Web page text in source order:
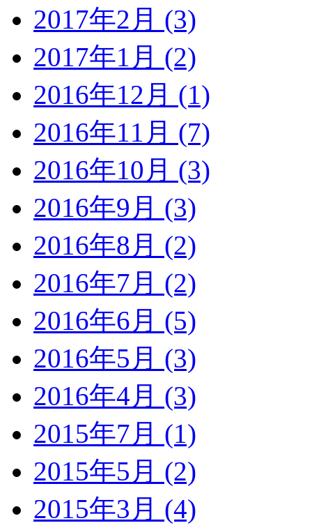
2017年2月 (3)
2017年1月 (2)
2016年12月 (1)
2016年11月 (7)
2016年10月 (3)
2016年9月 (3)
2016年8月 (2)
2016年7月 (2)
2016年6月 (5)
2016年5月 (3)
2016年4月 (3)
2015年7月 (1)
2015年5月 (2)
2015年3月 (4)